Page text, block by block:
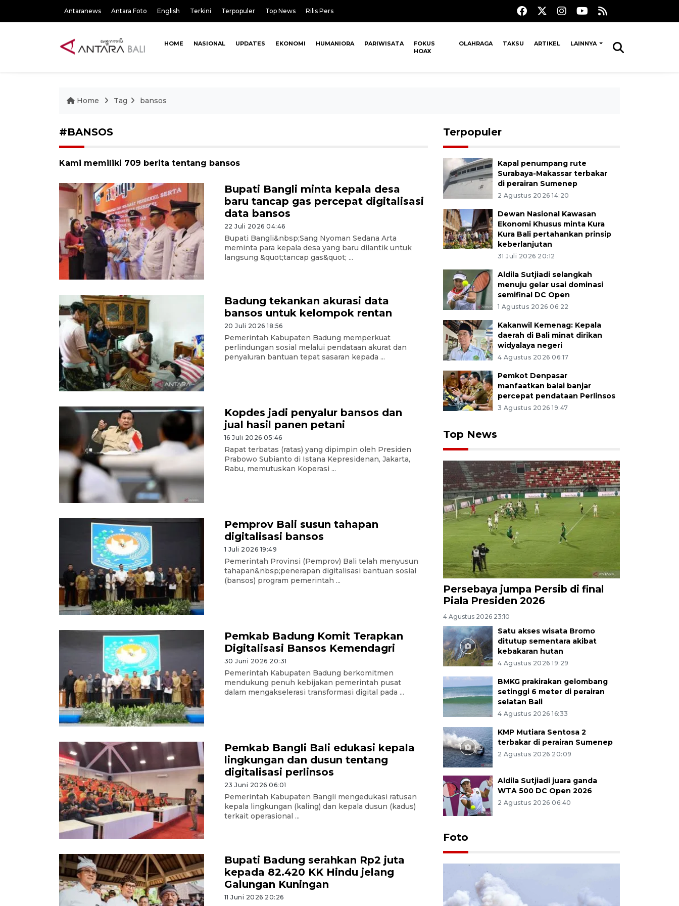
Antaranews Antara Foto English Terkini Terpopuler Top News Rilis Pers
HOME NASIONAL UPDATES EKONOMI HUMANIORA PARIWISATA
FOKUS
HOAX
OLAHRAGA TAKSU ARTIKEL LAINNYA
Home Tag bansos
#BANSOS
Kami memiliki 709 berita tentang bansos
Bupati Bangli minta kepala desa
baru tancap gas percepat digitalisasi
data bansos
22 Juli 2026 04:46
Bupati Bangli&nbsp;Sang Nyoman Sedana Arta
meminta para kepala desa yang baru dilantik untuk
langsung &quot;tancap gas&quot; ...
Badung tekankan akurasi data
bansos untuk kelompok rentan
20 Juli 2026 18:56
Pemerintah Kabupaten Badung memperkuat
perlindungan sosial melalui pendataan akurat dan
penyaluran bantuan tepat sasaran kepada ...
Kopdes jadi penyalur bansos dan
jual hasil panen petani
16 Juli 2026 05:46
Rapat terbatas (ratas) yang dipimpin oleh Presiden
Prabowo Subianto di Istana Kepresidenan, Jakarta,
Rabu, memutuskan Koperasi ...
Pemprov Bali susun tahapan
digitalisasi bansos
1 Juli 2026 19:49
Pemerintah Provinsi (Pemprov) Bali telah menyusun
tahapan&nbsp;penerapan digitalisasi bantuan sosial
(bansos) program pemerintah ...
Pemkab Badung Komit Terapkan
Digitalisasi Bansos Kemendagri
30 Juni 2026 20:31
Pemerintah Kabupaten Badung berkomitmen
mendukung penuh kebijakan pemerintah pusat
dalam mengakselerasi transformasi digital pada ...
Pemkab Bangli Bali edukasi kepala
lingkungan dan dusun tentang
digitalisasi perlinsos
23 Juni 2026 06:01
Pemerintah Kabupaten Bangli mengedukasi ratusan
kepala lingkungan (kaling) dan kepala dusun (kadus)
terkait operasional ...
Bupati Badung serahkan Rp2 juta
kepada 82.420 KK Hindu jelang
Galungan Kuningan
11 Juni 2026 20:26
Terpopuler
Kapal penumpang rute
Surabaya-Makassar terbakar
di perairan Sumenep
2 Agustus 2026 14:20
Dewan Nasional Kawasan
Ekonomi Khusus minta Kura
Kura Bali pertahankan prinsip
keberlanjutan
31 Juli 2026 20:12
Aldila Sutjiadi selangkah
menuju gelar usai dominasi
semifinal DC Open
1 Agustus 2026 06:22
Kakanwil Kemenag: Kepala
daerah di Bali minat dirikan
widyalaya negeri
4 Agustus 2026 06:17
Pemkot Denpasar
manfaatkan balai banjar
percepat pendataan Perlinsos
3 Agustus 2026 19:47
Top News
Persebaya jumpa Persib di final
Piala Presiden 2026
4 Agustus 2026 23:10
Satu akses wisata Bromo
ditutup sementara akibat
kebakaran hutan
4 Agustus 2026 19:29
BMKG prakirakan gelombang
setinggi 6 meter di perairan
selatan Bali
4 Agustus 2026 16:33
KMP Mutiara Sentosa 2
terbakar di perairan Sumenep
2 Agustus 2026 20:09
Aldila Sutjiadi juara ganda
WTA 500 DC Open 2026
2 Agustus 2026 06:40
Foto